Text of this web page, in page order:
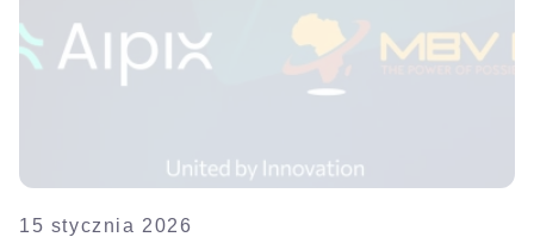
15 stycznia 2026